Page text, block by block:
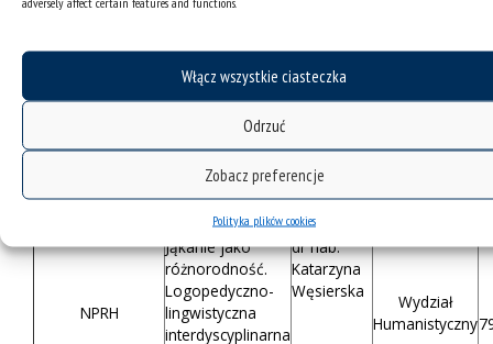
Włącz wszystkie ciasteczka
Odrzuć
Zobacz preferencje
Polityka plików cookies
Nauki III –
naukowe
1977-2020 z
Uniwersytetu
Śląskiego –
kontynuacja
Nauka dla
Społeczeństwa
Politycznych
Waldemar
Wojtasik
NPRH
Jąkanie jako
różnorodność.
Logopedyczno-
lingwistyczna
interdyscyplinarna
dr hab.
Katarzyna
Węsierska
Wydział
Humanistyczny